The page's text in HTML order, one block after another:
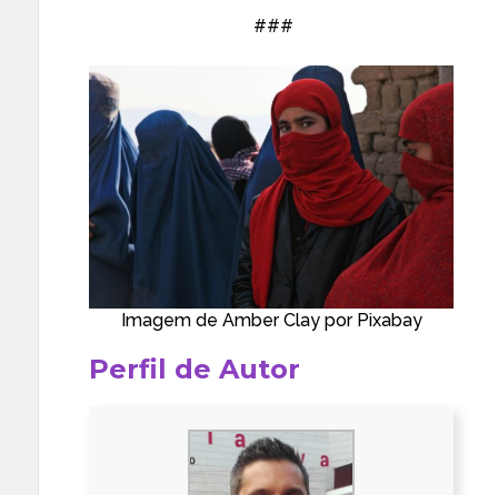
###
Imagem de Amber Claypor Pixabay
Perfil de Autor